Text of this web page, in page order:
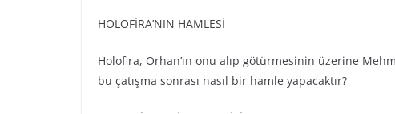
HOLOFİRA’NIN HAMLESİ
Holofira, Orhan’ın onu alıp götürmesinin üzerine
bu çatışma sonrası nasıl bir hamle yapacaktır?